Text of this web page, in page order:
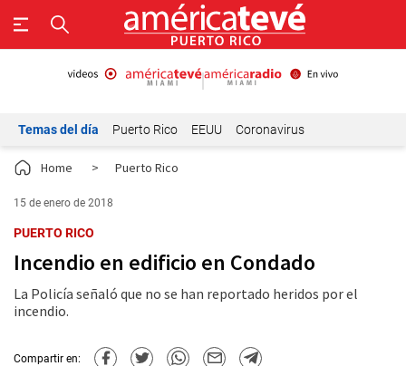
Temas del día Puerto Rico EEUU Coronavirus
Home > Puerto Rico
15 de enero de 2018
PUERTO RICO
Incendio en edificio en Condado
La Policía señaló que no se han reportado heridos por el
incendio.
Compartir en: